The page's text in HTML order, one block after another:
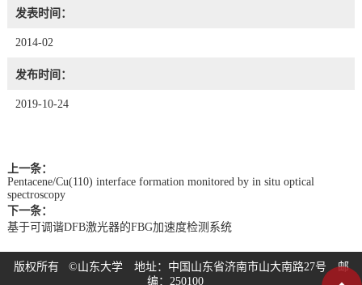
发表时间：
2014-02
发布时间：
2019-10-24
上一条：
Pentacene/Cu(110) interface formation monitored by in situ optical
spectroscopy
下一条：
基于可调谐DFB激光器的FBG加速度检测系统
版权所有 ©山东大学 地址：中国山东省济南市山大南路27号 邮
编：250100